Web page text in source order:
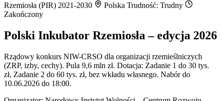
Rzemiosła (PIR) 2021-2030
Polska Trudność: Trudny
Zakończony
Polski Inkubator Rzemiosła – edycja 2026
Rządowy konkurs NIW-CRSO dla organizacji rzemieślniczych
(ZRP, izby, cechy). Pula 9,6 mln zł. Dotacja: Zadanie 1 do 30 tys.
zł, Zadanie 2 do 60 tys. zł, bez wkładu własnego. Nabór do
10.06.2026 do 18:00.